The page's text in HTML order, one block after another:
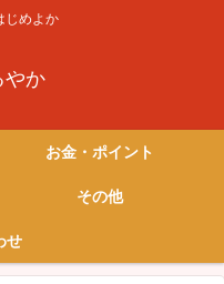
じめよか
やか
お金・ポイント
その他
せ